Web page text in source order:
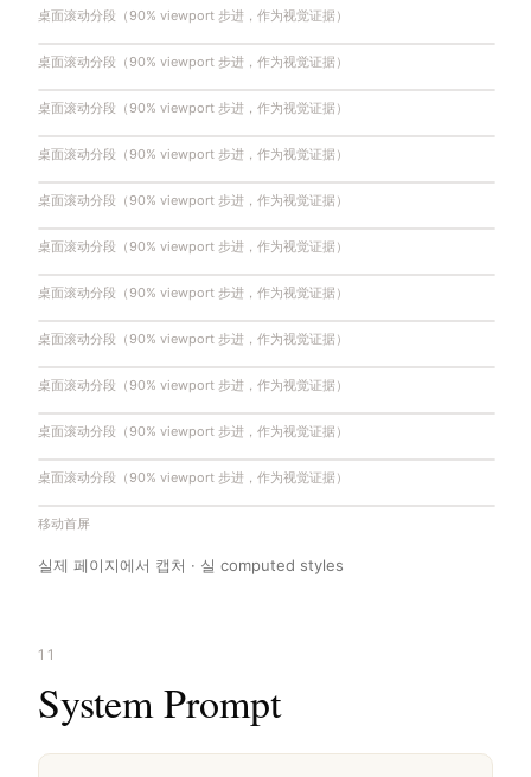
桌面滚动分段（90% viewport 步进，作为视觉证据）
桌面滚动分段（90% viewport 步进，作为视觉证据）
桌面滚动分段（90% viewport 步进，作为视觉证据）
桌面滚动分段（90% viewport 步进，作为视觉证据）
桌面滚动分段（90% viewport 步进，作为视觉证据）
桌面滚动分段（90% viewport 步进，作为视觉证据）
桌面滚动分段（90% viewport 步进，作为视觉证据）
桌面滚动分段（90% viewport 步进，作为视觉证据）
桌面滚动分段（90% viewport 步进，作为视觉证据）
桌面滚动分段（90% viewport 步进，作为视觉证据）
桌面滚动分段（90% viewport 步进，作为视觉证据）
移动首屏
실제 페이지에서 캡처 · 실 computed styles
11
System Prompt